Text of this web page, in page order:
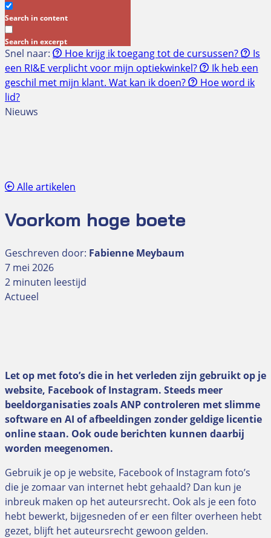
Search in content
Search in excerpt
Snel naar: Hoe krijg ik toegang tot de cursussen?
Is
een RI&E verplicht voor mijn optiekwinkel?
Ik heb een
geschil met mijn klant. Wat kan ik doen?
Hoe word ik
lid?
Nieuws
Alle artikelen
Voorkom hoge boete
Geschreven door: Fabienne Meybaum
7 mei 2026
2 minuten leestijd
Actueel
Let op met foto’s die in het verleden zijn gebruikt op je
website, Facebook of Instagram. Steeds meer
beeldorganisaties zoals ANP controleren met slimme
software en AI of afbeeldingen zonder geldige licentie
online staan. Ook oude berichten kunnen daarbij
worden meegenomen.
Gebruik je op je website, Facebook of Instagram foto’s
die je zomaar van internet hebt gehaald? Dan kun je
inbreuk maken op het auteursrecht. Ook als je een foto
hebt bewerkt, bijgesneden of er een filter overheen hebt
gezet, blijft het auteursrecht gewoon gelden.